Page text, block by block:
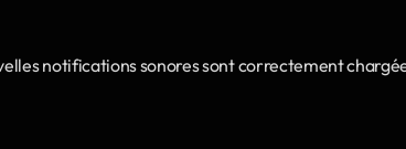
notifications sonores sont correctement